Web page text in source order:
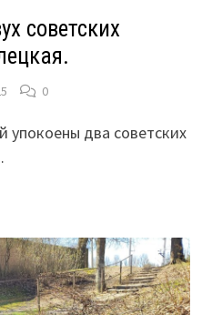
советских
0
упокоены два советских